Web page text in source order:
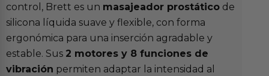
control, Brett es un masajeador prostático de
silicona líquida suave y flexible, con forma
ergonómica para una inserción agradable y
estable. Sus 2 motores y 8 funciones de
vibración permiten adaptar la intensidad al